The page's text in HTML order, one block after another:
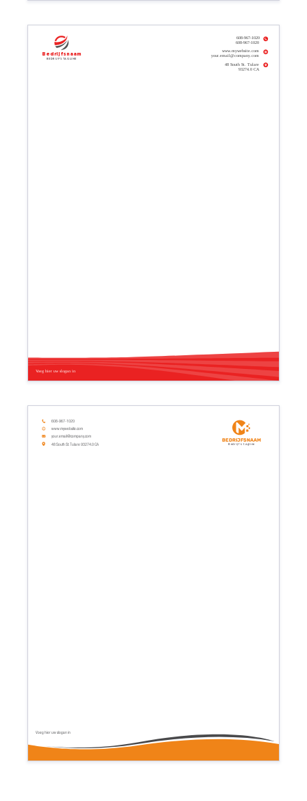
608-967-1020
www.mywebsite.com
48 South St. Tulare
Bedrijfsnaam
Bedrijfs tagline
your.email@company.com
93274.0 CA
608-967-1020
Voeg hier uw slogan in
your.email@company.com
48 South St. Tulare 93274.0 CA
Voeg hier uw slogan in
608-967-1020
www.mywebsite.com
Bedrijfsnaam
Bedrijfs tagline